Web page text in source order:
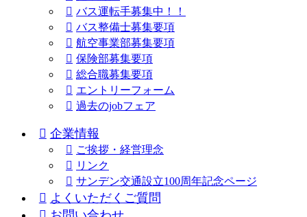
バス運転手募集中！！
バス整備士募集要項
航空事業部募集要項
保険部募集要項
総合職募集要項
エントリーフォーム
過去のjobフェア
企業情報
ご挨拶・経営理念
リンク
サンデン交通設立100周年記念ページ
よくいただくご質問